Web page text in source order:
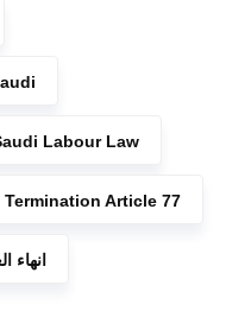
Labour Law
Termination Article 77
انهاء